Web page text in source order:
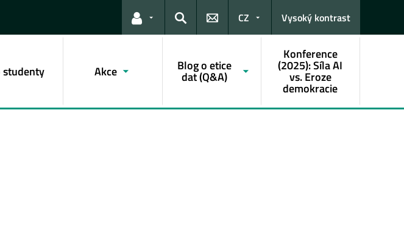
Odkazy pro uživatele
Hledat
CZ Vysoký kontrast
studenty Akce Blog o etice
dat (Q&A)
Konference
(2025): Síla AI
vs. Eroze
demokracie